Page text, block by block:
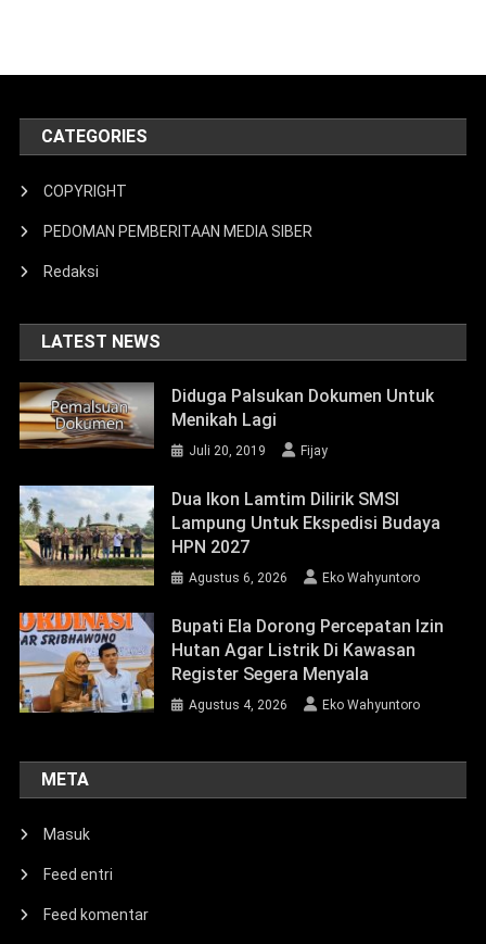
CATEGORIES
COPYRIGHT
PEDOMAN PEMBERITAAN MEDIA SIBER
Redaksi
LATEST NEWS
Diduga Palsukan Dokumen Untuk
Menikah Lagi
Juli 20, 2019 Fijay
Dua Ikon Lamtim Dilirik SMSI
Lampung Untuk Ekspedisi Budaya
HPN 2027
Agustus 6, 2026 Eko Wahyuntoro
Bupati Ela Dorong Percepatan Izin
Hutan Agar Listrik Di Kawasan
Register Segera Menyala
Agustus 4, 2026 Eko Wahyuntoro
META
Masuk
Feed entri
Feed komentar